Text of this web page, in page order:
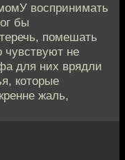
воспринимать
бы
помешать
чувствуют не
для них врядли
которые
жаль,